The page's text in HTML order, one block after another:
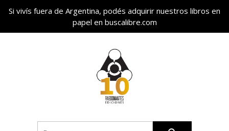
Si vivís fuera de Argentina, podés adquirir nuestros libros en
papel en buscalibre.com